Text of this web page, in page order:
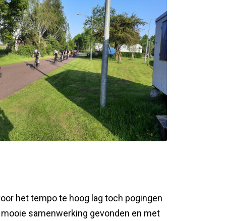
het tempo te hoog lag toch pogingen
samenwerking gevonden en met